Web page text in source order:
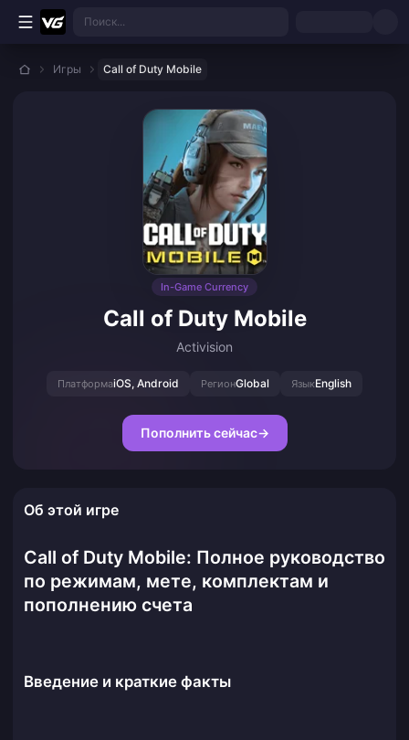
Перейти к основному контенту
Поиск...
Игры Call of Duty Mobile
In-Game Currency
Call of Duty Mobile
Activision
ПлатформаiOS, Android РегионGlobal ЯзыкEnglish
Пополнить сейчас→
Об этой игре
Call of Duty Mobile: Полное руководство
по режимам, мете, комплектам и
пополнению счета
Введение и краткие факты